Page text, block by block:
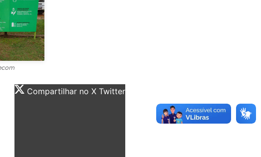
Compartilhar no X Twitter